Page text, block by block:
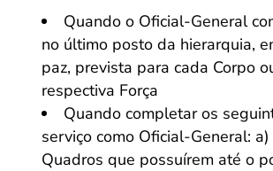
Quando o Oficial-General
no último posto da hierarquia,
paz, prevista para cada Corpo
respectiva Força
Quando completar os
serviço como Oficial-General:
Quadros que possuírem até o